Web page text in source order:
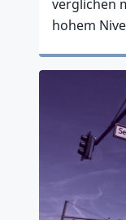
verglichen
hohem
Zum Artikel